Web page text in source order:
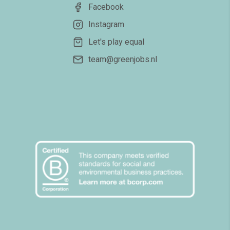
Facebook
Instagram
Let's play equal
team@greenjobs.nl